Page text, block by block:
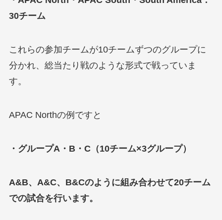
30チーム
これらの参加チームが10チームずつのグループに
分かれ、総当たり戦のような形式で戦っていま
す。
APAC Northの例ですと
・グループA・B・C（10チーム×3グループ）
A&B、A&C、B&Cのように組み合わせて20チーム
での試合を行います。